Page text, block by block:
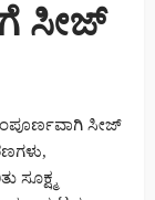
ಸೀಜ್
ಸೀಜ್
ಸೂಕ್ಷ್ಮ